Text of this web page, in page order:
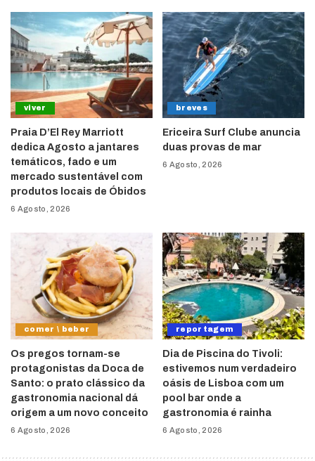
viver
Praia D’El Rey Marriott
dedica Agosto a jantares
temáticos, fado e um
mercado sustentável com
produtos locais de Óbidos
6 Agosto, 2026
breves
Ericeira Surf Clube anuncia
duas provas de mar
6 Agosto, 2026
comer \ beber
Os pregos tornam-se
protagonistas da Doca de
Santo: o prato clássico da
gastronomia nacional dá
origem a um novo conceito
6 Agosto, 2026
reportagem
Dia de Piscina do Tivoli:
estivemos num verdadeiro
oásis de Lisboa com um
pool bar onde a
gastronomia é rainha
6 Agosto, 2026